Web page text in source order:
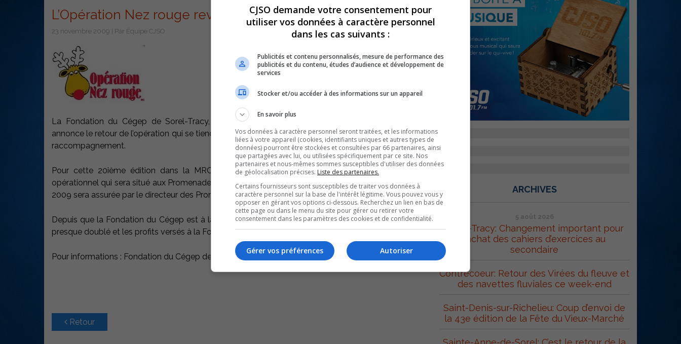
L’Opération Nez rouge revient pour une vingtième année
23 novembre 2009 | Par Équipe CJSO
La Fondation du Cégep de Sorel-Tracy, maître d’œuvre de l’Opération Nez rouge depuis 2002,
annonce le retour de l’opération qui se tiendra entre le 4 et le 31 décembre prochain pour 12 soirées de
raccompagnement.
Pour cette 20ième édition dans la MRC de Pierre-De Saurel, l’organisation innove avec un QG
opérationnel qui sera situé aux Promenades de Sorel. D’ailleurs, la présidence d’honneur de l’Opération
2009 sera assurée par le directeur des Promenades, Réjean Bériault.
Depuis que la Fondation du Cégep est à la barre de Nez rouge, le nombre de raccompagnements a
presque doublé et les profits versés à la Fondation ont triplé.
Pour informations : Fondation du Cégep de Sorel-Tracy; 450 742-6651, poste 2106.
Retour
ARCHIVES
5 août 2026
Sorel-Tracy: Changement important pour
l’achat des cahiers d’exercices au
secondaire
Contrecoeur: Retour des Virées du fleuve et
des navettes fluviales ce week-end
Saint-Denis-sur-Richelieu: Coup d’envoi de
la 43e édition de la Fête du Vieux-Marché
CJSO demande votre consentement pour
utiliser vos données à caractère personnel
dans les cas suivants :
Publicités et contenu personnalisés, mesure de performance des
publicités et du contenu, études d’audience et développement de
services
Stocker et/ou accéder à des informations sur un appareil
En savoir plus
Vos données à caractère personnel seront traitées, et les informations
liées à votre appareil (cookies, identifiants uniques et autres types de
données) pourront être stockées et consultées par 66 partenaires, ainsi
que partagées avec lui, ou utilisées spécifiquement par ce site. Nos
partenaires et nous-mêmes sommes susceptibles d'utiliser des données
de géolocalisation précises. Liste des partenaires.
Certains fournisseurs sont susceptibles de traiter vos données à
caractère personnel sur la base de l'intérêt légitime. Vous pouvez vous y
opposer en gérant vos options ci-dessous. Recherchez un lien en bas de
cette page ou dans le menu du site pour gérer ou retirer votre
consentement dans les paramètres des cookies et de confidentialité.
Autoriser
Gérer vos préférences